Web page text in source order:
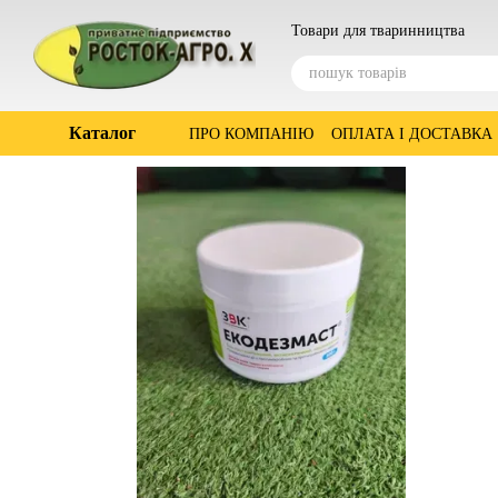
Товари для тваринництва
Каталог ПРО КОМПАНІЮ ОПЛАТА І ДОСТАВКА